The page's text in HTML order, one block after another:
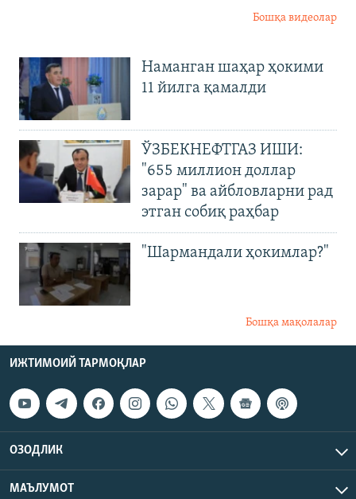
Бошқа видеолар
Наманган шаҳар ҳокими
11 йилга қамалди
ЎЗБЕКНЕФТГАЗ ИШИ:
"655 миллион доллар
зарар" ва айбловларни рад
этган собиқ раҳбар
"Шармандали ҳокимлар?"
Бошқа мақолалар
ИЖТИМОИЙ ТАРМОҚЛАР
ОЗОДЛИК
МАЪЛУМОТ